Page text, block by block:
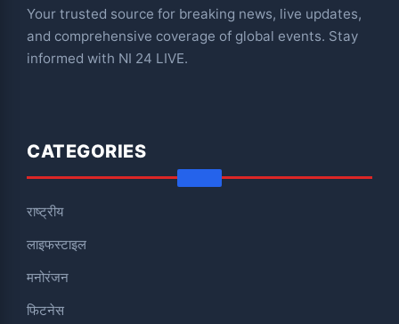
Your trusted source for breaking news, live updates,
and comprehensive coverage of global events. Stay
informed with NI 24 LIVE.
CATEGORIES
राष्ट्रीय
लाइफस्टाइल
मनोरंजन
फिटनेस